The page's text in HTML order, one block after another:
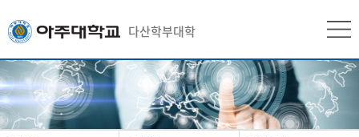
다산학부대학